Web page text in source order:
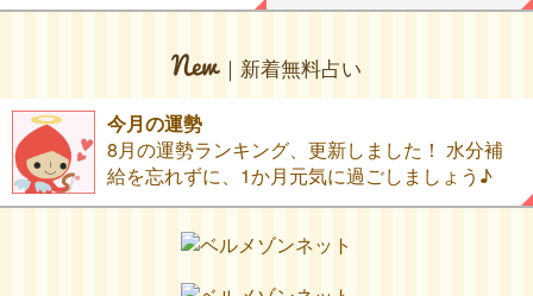
｜新着無料占い
今月の運勢
8月の運勢ランキング、更新しました！ 水分補
給を忘れずに、1か月元気に過ごしましょう♪